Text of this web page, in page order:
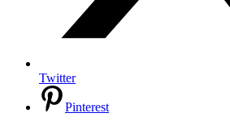
Twitter
Pinterest